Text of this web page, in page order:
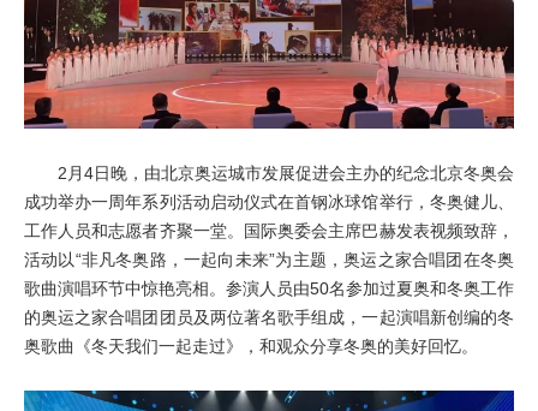
2月4日晚，由北京奥运城市发展促进会主办的纪念北京冬奥会
成功举办一周年系列活动启动仪式在首钢冰球馆举行，冬奥健儿、
工作人员和志愿者齐聚一堂。国际奥委会主席巴赫发表视频致辞，
活动以“非凡冬奥路，一起向未来”为主题，奥运之家合唱团在冬奥
歌曲演唱环节中惊艳亮相。参演人员由50名参加过夏奥和冬奥工作
的奥运之家合唱团团员及两位著名歌手组成，一起演唱新创编的冬
奥歌曲《冬天我们一起走过》，和观众分享冬奥的美好回忆。